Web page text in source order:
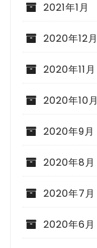
2021年1月
2020年12月
2020年11月
2020年10月
2020年9月
2020年8月
2020年7月
2020年6月